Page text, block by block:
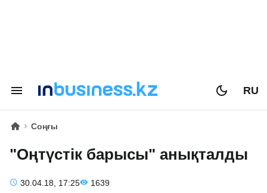
RU
Соңғы
"Оңтүстік барысы" анықталды
30.04.18, 17:25 1639